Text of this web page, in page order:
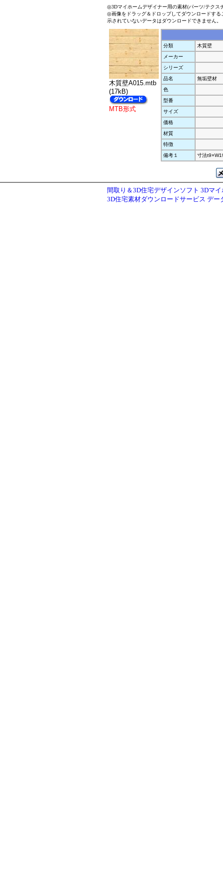
◎3Dマイホームデザイナー用の素材(パーツ/テクス
◎画像をドラッグ＆ドロップしてダウンロードす
示されていないデータはダウンロードできません。
木質壁A015.mtb
(17kB)
MTB形式
分類
木質壁
メーカー
シリーズ
品名
無垢壁材
色
型番
サイズ
価格
材質
特徴
備考１
寸法
間取り＆3D住宅デザインソフト 3Dマ
3D住宅素材ダウンロードサービス デー